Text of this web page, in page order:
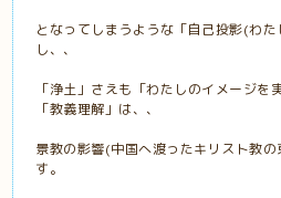
となってしまうような「自己投影(わ
し、、
「浄土」さえも「わたしのイメージを
「教義理解」は、、
景教の影響(中国へ渡ったキリスト教
す。